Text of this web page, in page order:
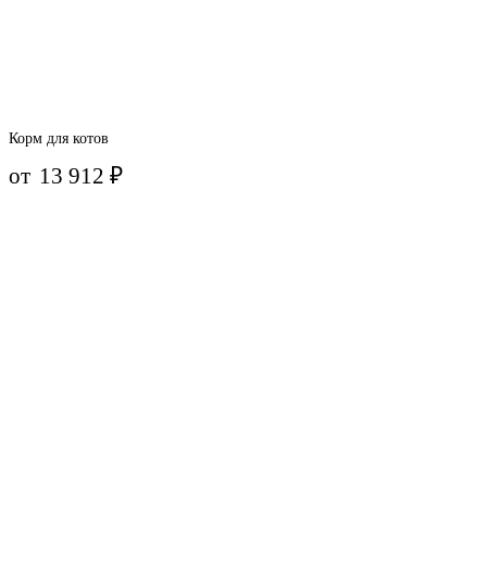
Корм для котов
от 13 912₽